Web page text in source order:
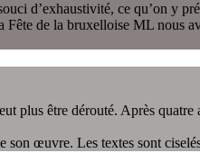
d’exhaustivité, ce qu’on y
de la bruxelloise ML nous
plus être dérouté. Après
son œuvre. Les textes sont